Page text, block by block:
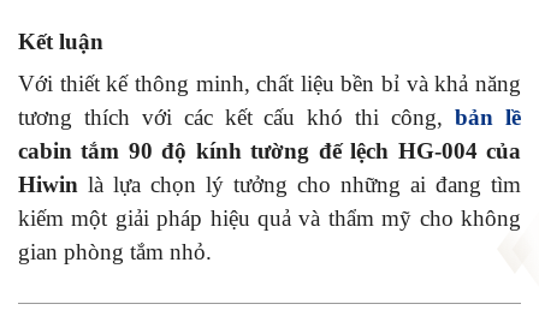
Kết luận
Với thiết kế thông minh, chất liệu bền bỉ và khả năng
tương thích với các kết cấu khó thi công,bản lề
cabin tắm 90 độ kính tường đế lệch HG-004 của
Hiwin là lựa chọn lý tưởng cho những ai đang tìm
kiếm một giải pháp hiệu quả và thẩm mỹ cho không
gian phòng tắm nhỏ.